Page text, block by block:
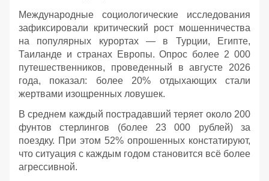
Международные социологические исследования
зафиксировали критический рост мошенничества
на популярных курортах — в Турции, Египте,
Таиланде и странах Европы. Опрос более 2 000
путешественников, проведенный в августе 2026
года, показал: более 20% отдыхающих стали
жертвами изощренных ловушек.
В среднем каждый пострадавший теряет около 200
фунтов стерлингов (более 23 000 рублей) за
поездку. При этом 52% опрошенных констатируют,
что ситуация с каждым годом становится всё более
агрессивной.